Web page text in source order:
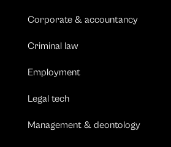
Corporate & accountancy
Criminal law
Employment
Legal tech
Management & deontology